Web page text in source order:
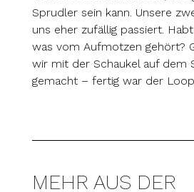
Sprudler sein kann. Unsere
uns eher zufällig passiert.
was vom Aufmotzen gehört?
wir mit der Schaukel auf dem
gemacht – fertig war der
MEHR AUS DER